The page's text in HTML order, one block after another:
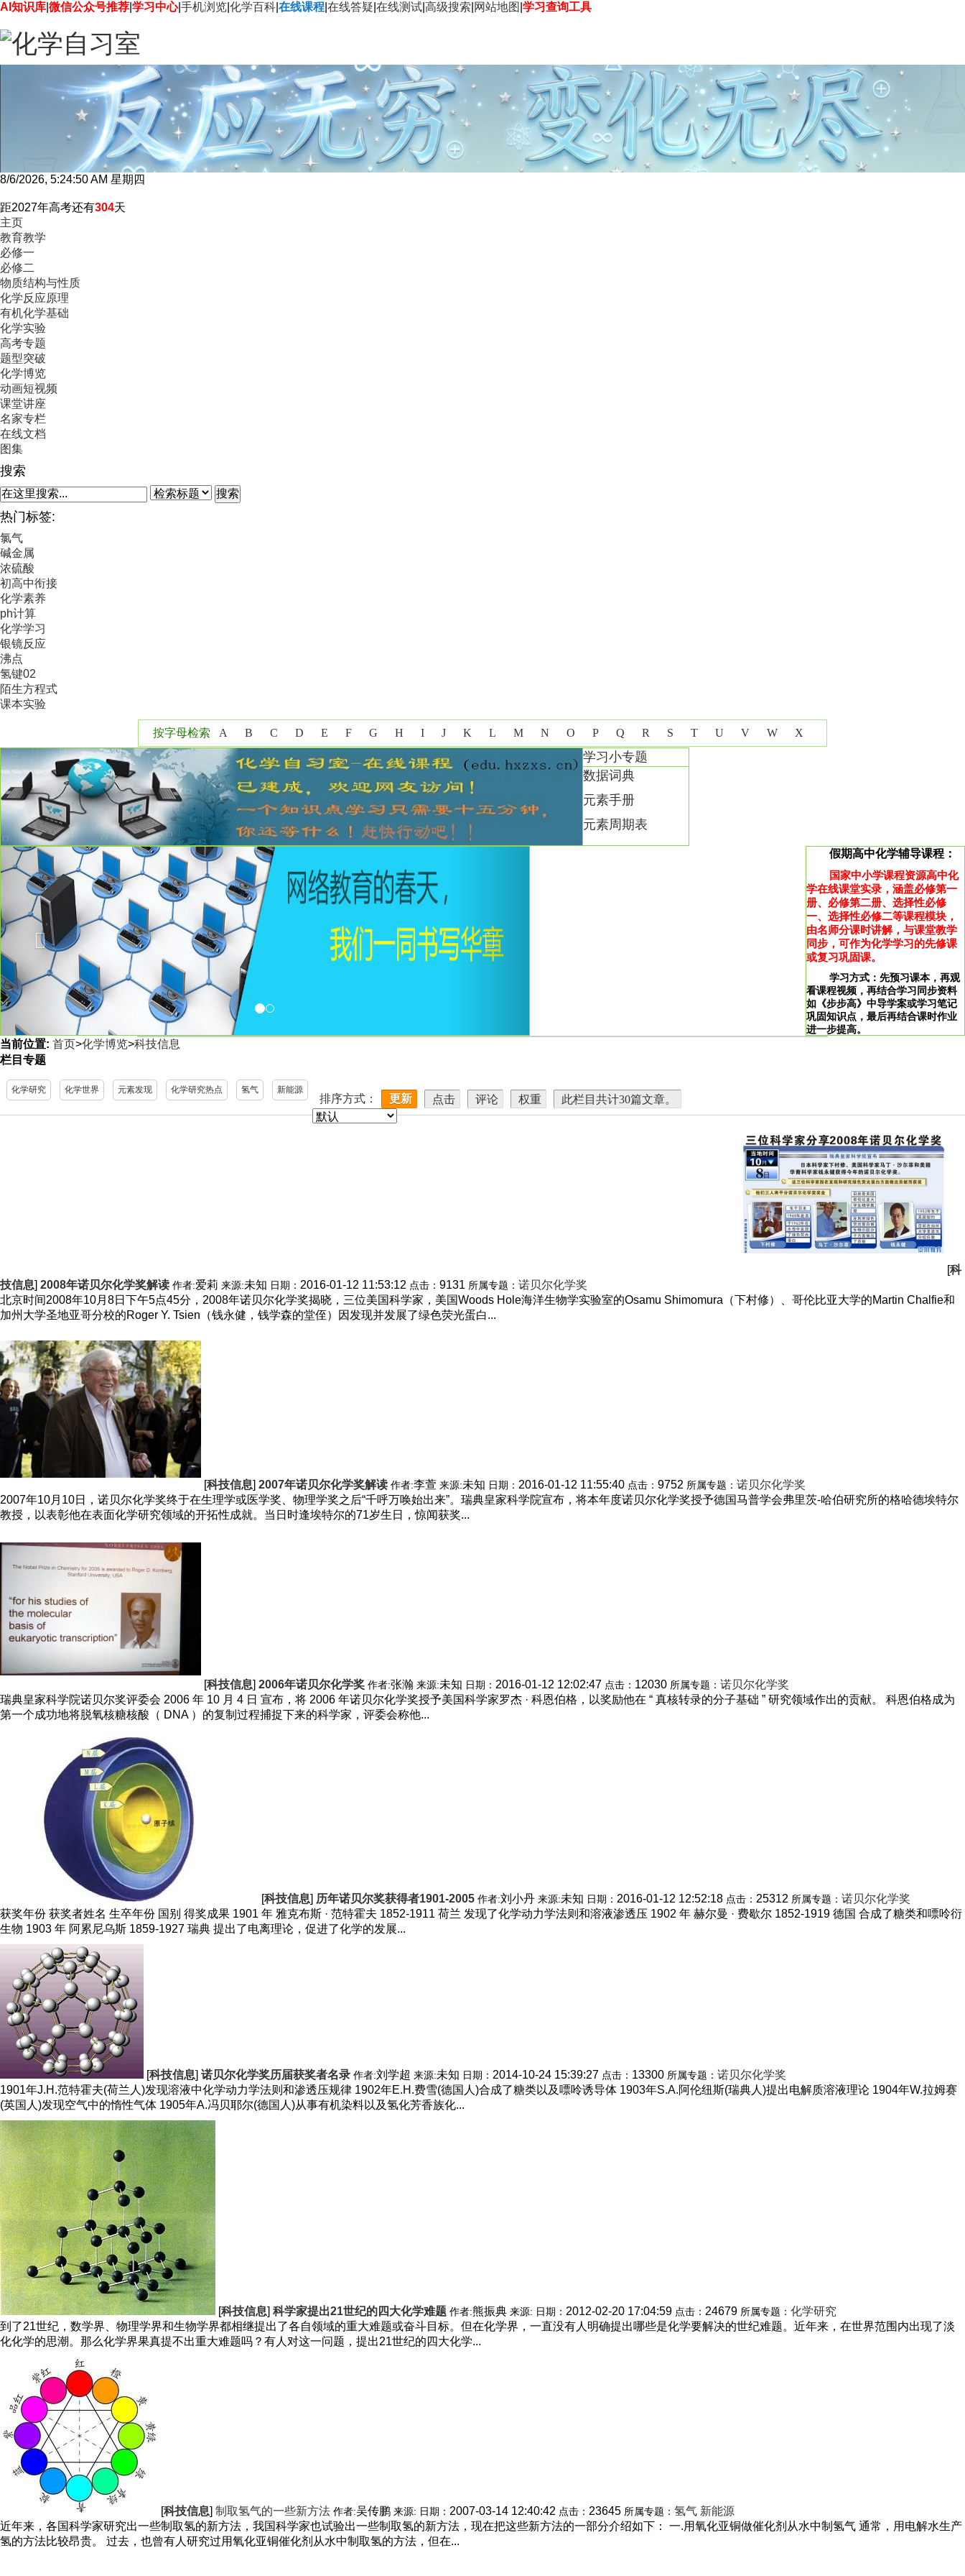
AI知识库 微信公众号推荐 学习中心|手机浏览 化学百科 在线课程 在线答疑 在线测试 高级搜索 网站地图 学习查询工具
8/6/2026, 5:24:52 AM 星期四
距2027年高考还有304天
主页
教育教学
必修一
必修二
物质结构与性质
化学反应原理
有机化学基础
化学实验
高考专题
题型突破
化学博览
动画短视频
课堂讲座
名家专栏
在线文档
图集
搜索
搜索
热门标签:
氯气
碱金属
浓硫酸
初高中衔接
化学素养
ph计算
化学学习
银镜反应
沸点
氢键02
陌生方程式
课本实验
按字母检索 A B C D E F G H I J K L M N O P Q R S T U V W X
Y Z
学习小专题
数据词典
元素手册
元素周期表
Previous 假期高中化学辅导课程：
国家中小学课程资源高中化
学在线课堂实录，涵盖必修第一
册、必修第二册、选择性必修
一、选择性必修二等课程模块，
由名师分课时讲解，与课堂教学
同步，可作为化学学习的先修课
或复习巩固课。
学习方式：先预习课本，再观
看课程视频，再结合学习同步资料
如《步步高》中导学案或学习笔记
巩固知识点，最后再结合课时作业
进一步提高。
<
当前位置: 首页>化学博览>科技信息
栏目专题
化学研究 化学世界 元素发现 化学研究热点 氢气 新能源
排序方式： 更新 点击 评论 权重 此栏目共计30篇文章。
[科
技信息] 2008年诺贝尔化学奖解读 作者:爱莉 来源:未知 日期： 2016-01-12 11:53:12 点击： 9131 所属专题： 诺贝尔化学奖
北京时间2008年10月8日下午5点45分，2008年诺贝尔化学奖揭晓，三位美国科学家，美国Woods Hole海洋生物学实验室的Osamu Shimomura（下村修）、哥伦比亚大学的Martin Chalfie和
加州大学圣地亚哥分校的Roger Y. Tsien（钱永健，钱学森的堂侄）因发现并发展了绿色荧光蛋白...
[科技信息] 2007年诺贝尔化学奖解读 作者:李萱 来源:未知 日期： 2016-01-12 11:55:40 点击： 9752 所属专题： 诺贝尔化学奖
2007年10月10日，诺贝尔化学奖终于在生理学或医学奖、物理学奖之后“千呼万唤始出来”。瑞典皇家科学院宣布，将本年度诺贝尔化学奖授予德国马普学会弗里茨-哈伯研究所的格哈德埃特尔
教授，以表彰他在表面化学研究领域的开拓性成就。当日时逢埃特尔的71岁生日，惊闻获奖...
[科技信息] 2006年诺贝尔化学奖 作者:张瀚 来源:未知 日期： 2016-01-12 12:02:47 点击： 12030 所属专题： 诺贝尔化学奖
瑞典皇家科学院诺贝尔奖评委会 2006 年 10 月 4 日 宣布，将 2006 年诺贝尔化学奖授予美国科学家罗杰 · 科恩伯格，以奖励他在 “ 真核转录的分子基础 ” 研究领域作出的贡献。 科恩伯格成为
第一个成功地将脱氧核糖核酸（ DNA ）的复制过程捕捉下来的科学家，评委会称他...
[科技信息] 历年诺贝尔奖获得者1901-2005 作者:刘小丹 来源:未知 日期： 2016-01-12 12:52:18 点击： 25312 所属专题： 诺贝尔化学奖
获奖年份 获奖者姓名 生卒年份 国别 得奖成果 1901 年 雅克布斯 · 范特霍夫 1852-1911 荷兰 发现了化学动力学法则和溶液渗透压 1902 年 赫尔曼 · 费歇尔 1852-1919 德国 合成了糖类和嘌呤衍
生物 1903 年 阿累尼乌斯 1859-1927 瑞典 提出了电离理论，促进了化学的发展...
[科技信息] 诺贝尔化学奖历届获奖者名录 作者:刘学超 来源:未知 日期： 2014-10-24 15:39:27 点击： 13300 所属专题： 诺贝尔化学奖
1901年J.H.范特霍夫(荷兰人)发现溶液中化学动力学法则和渗透压规律 1902年E.H.费雪(德国人)合成了糖类以及嘌呤诱导体 1903年S.A.阿伦纽斯(瑞典人)提出电解质溶液理论 1904年W.拉姆赛
(英国人)发现空气中的惰性气体 1905年A.冯贝耶尔(德国人)从事有机染料以及氢化芳香族化...
[科技信息] 科学家提出21世纪的四大化学难题 作者:熊振典 来源: 日期： 2012-02-20 17:04:59 点击： 24679 所属专题： 化学研究
到了21世纪，数学界、物理学界和生物学界都相继提出了各自领域的重大难题或奋斗目标。但在化学界，一直没有人明确提出哪些是化学要解决的世纪难题。近年来，在世界范围内出现了淡
化化学的思潮。那么化学界果真提不出重大难题吗？有人对这一问题，提出21世纪的四大化学...
[科技信息] 制取氢气的一些新方法 作者:吴传鹏 来源: 日期： 2007-03-14 12:40:42 点击： 23645 所属专题： 氢气 新能源
近年来，各国科学家研究出一些制取氢的新方法，我国科学家也试验出一些制取氢的新方法，现在把这些新方法的一部分介绍如下： 一.用氧化亚铜做催化剂从水中制氢气 通常，用电解水生产
氢的方法比较昂贵。 过去，也曾有人研究过用氧化亚铜催化剂从水中制取氢的方法，但在...